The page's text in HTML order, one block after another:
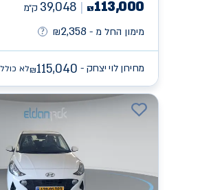
₪113,000
39,048 ק״מ
מימון החל מ -
₪2,358
מחירון לוי יצחק - ₪115,040 לא